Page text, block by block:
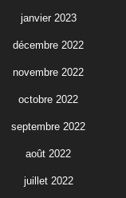
janvier 2023
décembre 2022
novembre 2022
octobre 2022
septembre 2022
août 2022
juillet 2022